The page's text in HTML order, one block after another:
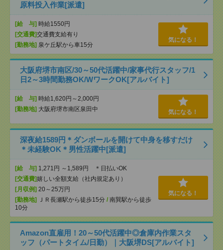
原料投入作業[派遣]
[給 与] 時給1550円
[交通費]交通費支給有り
[勤務地] 泉ケ丘駅から車15分
気になる！
大阪府堺市南区/30～50代活躍中/家事代行スタッフ/1
日2～3時間勤務OK/WワークOK[アルバイト]
[給 与] 時給1,620円～2,000円
[勤務地] 大阪府堺市南区泉田中 気になる！
深夜給1589円＊ダンボールを開けて中身を移すだけ
＊未経験OK＊男性活躍中[派遣]
[給 与] 1,271円 ～1,589円 ＊日払いOK
[交通費]嬉しい全額支給（社内規定あり）
[月収例] 20～25万円
[勤務地]
ＪＲ長瀬駅から徒歩15分 / 南巽駅から徒歩
10分
気になる！
Amazon直雇用！20～50代活躍中◎倉庫内作業スタ
ッフ（パートタイム/日勤）｜大阪堺DS[アルバイト]